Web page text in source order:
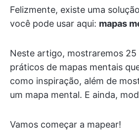
Felizmente, existe uma
você pode usar aqui: mapas
Neste artigo, mostraremos 25
práticos de mapas mentais
como inspiração, além de
um mapa mental. E ainda,
Vamos começar a mapear!